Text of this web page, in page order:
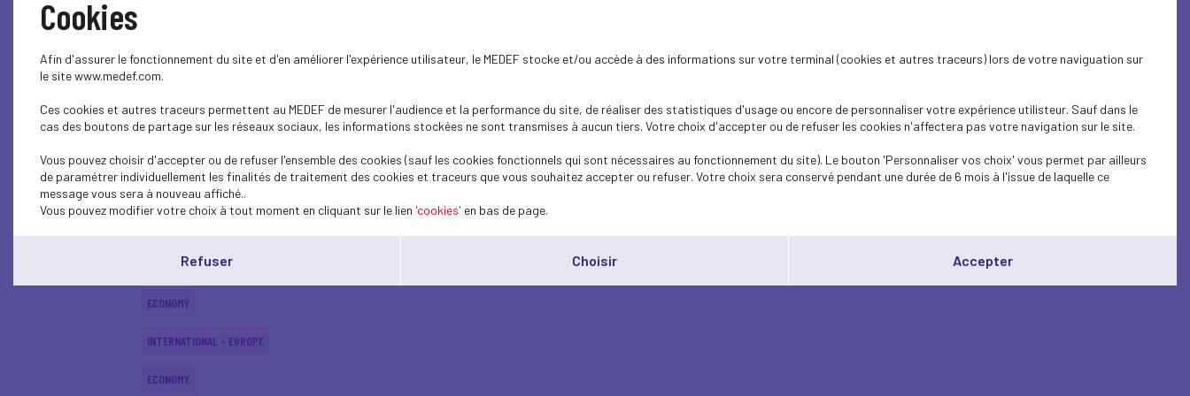
INTERNATIONAL - EUROPE
ECONOMY
ECONOMY
ECONOMY
ECONOMY
INTERNATIONAL - EUROPE
ECONOMY
Cookies
Afin d'assurer le fonctionnement du site et d'en améliorer l'expérience utilisateur, le MEDEF stocke et/ou accède à des informations sur votre terminal (cookies et autres traceurs) lors de votre naviguation sur
le site www.medef.com.
Ces cookies et autres traceurs permettent au MEDEF de mesurer l'audience et la performance du site, de réaliser des statistiques d'usage ou encore de personnaliser votre expérience utilisteur. Sauf dans le
cas des boutons de partage sur les réseaux sociaux, les informations stockées ne sont transmises à aucun tiers. Votre choix d'accepter ou de refuser les cookies n'affectera pas votre navigation sur le site.
Vous pouvez choisir d'accepter ou de refuser l'ensemble des cookies (sauf les cookies fonctionnels qui sont nécessaires au fonctionnement du site). Le bouton 'Personnaliser vos choix' vous permet par ailleurs
de paramétrer individuellement les finalités de traitement des cookies et traceurs que vous souhaitez accepter ou refuser. Votre choix sera conservé pendant une durée de 6 mois à l'issue de laquelle ce
message vous sera à nouveau affiché..
Vous pouvez modifier votre choix à tout moment en cliquant sur le lien 'cookies' en bas de page.
Refuser Choisir Accepter